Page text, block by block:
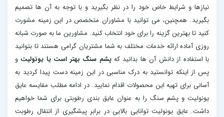
نیازها و شرایط خاص خود را در نظر بگیرید و با توجه به آن ها تصمیم
بگیرید. همچنین، می توانید با مشاوران متخصص در این زمینه مشورت
کنید تا بهترین گزینه را برای خود انتخاب کنید. مشاورین ما به صورت شبانه
روزی آماده ارائه خدمات مختلف به شما مشتریان گرامی هستند تا بتوانید
با استفاده از دانش آن ها بدانید کهپشم سنگ بهتر است یا یونولیت و
پس از اینکه توانستید به درک مناسبی در این زمینه دست پیدا کردید به
آسانی برای تهیه این محصولات اقدام نمایید. در ادامه مطلب مقایسه عایق
یونولیت و پشم سنگ را به عنوان عایق بندی رطوبتی برای شما خواهیم
داشت. عایق یونولیت توانایی بالایی در برابر پیشگیری از انتقال رطوبت